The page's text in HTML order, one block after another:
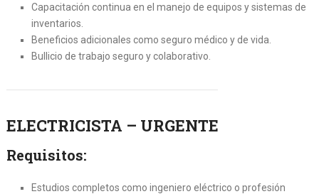
Capacitación continua en el manejo de equipos y sistemas de
inventarios.
Beneficios adicionales como seguro médico y de vida.
Bullicio de trabajo seguro y colaborativo.
ELECTRICISTA – URGENTE
Requisitos:
Estudios completos como ingeniero eléctrico o profesión